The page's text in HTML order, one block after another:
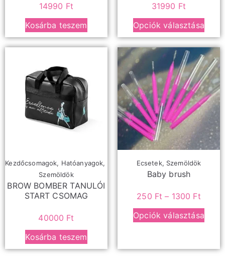
14990 Ft
Kosárba teszem
31990 Ft
Opciók választása
Kezdőcsomagok, Hatóanyagok,
Szemöldök
BROW BOMBER TANULÓI
START CSOMAG
40000 Ft
Kosárba teszem
Ecsetek, Szemöldök
Baby brush
250 Ft – 1300 Ft
Opciók választása